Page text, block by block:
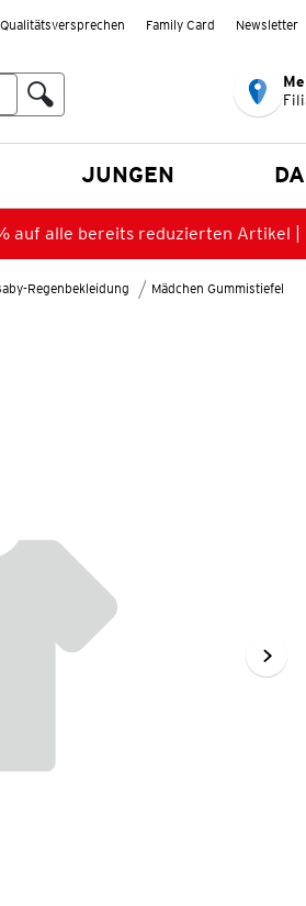
Qualitätsversprechen Family Card Newsletter
JUNGEN
auf alle bereits reduzierten Artikel |
Regenbekleidung Mädchen Gummistiefel